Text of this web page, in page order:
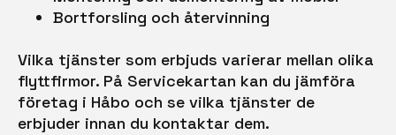
Bortforsling och återvinning
Vilka tjänster som erbjuds varierar mellan olika
flyttfirmor. På Servicekartan kan du jämföra
företag i Håbo och se vilka tjänster de
erbjuder innan du kontaktar dem.